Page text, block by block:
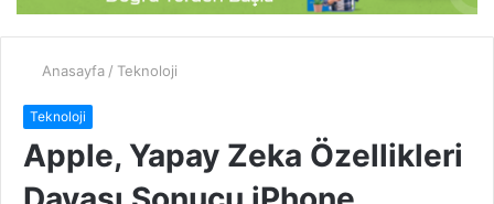
Anasayfa / Teknoloji
Teknoloji
Apple, Yapay Zeka Özellikleri